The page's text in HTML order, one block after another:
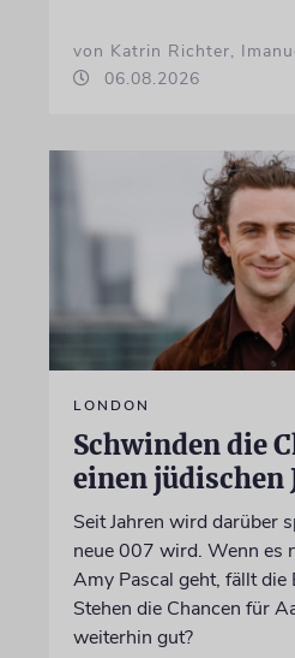
von Katrin Richter,
06.08.2026
LONDON
Schwinden die
einen jüdischen
Seit Jahren wird darüber
neue 007 wird. Wenn es
Amy Pascal geht, fällt die
Stehen die Chancen für
weiterhin gut?